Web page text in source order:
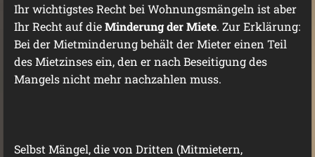
Ihr wichtigstes Recht bei Wohnungsmängeln ist aber
Ihr Recht auf dieMinderung der Miete. Zur Erklärung:
Bei der Mietminderung behält der Mieter einen Teil
des Mietzinses ein, den er nach Beseitigung des
Mangels nicht mehr nachzahlen muss.
Selbst Mängel, die von Dritten (Mitmietern,